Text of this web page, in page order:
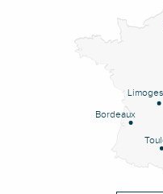
Limoges
Bordeaux